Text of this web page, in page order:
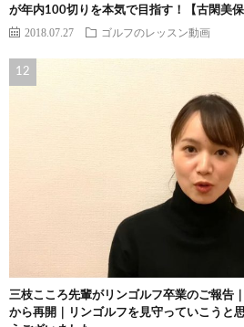
が年内100切りを本気で目指す！【古閑美
2018.07.27 ゴルフのレッスン動画
三枝こころ先輩がリンゴルフ卒業のご報告
から再開｜リンゴルフを見守っていこうと